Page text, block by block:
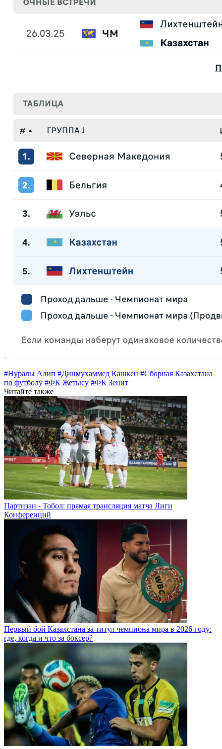
#Нуралы Алип #Динмухаммед Кашкен #Сборная Казахстана
по футболу #ФК Жетысу #ФК Зенит
Читайте также
Партизан - Тобол: прямая трансляция матча Лиги
Конференций
Первый бой Казахстана за титул чемпиона мира в 2026 году:
где, когда и что за боксер?